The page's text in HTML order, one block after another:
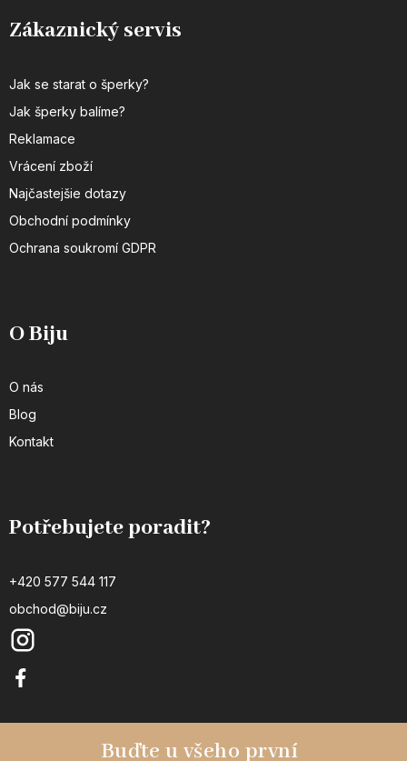
Zákaznický servis
Jak se starat o šperky?
Jak šperky balíme?
Reklamace
Vrácení zboží
Najčastejšie dotazy
Obchodní podmínky
Ochrana soukromí GDPR
O Biju
O nás
Blog
Kontakt
Potřebujete poradit?
+420 577 544 117
obchod@biju.cz